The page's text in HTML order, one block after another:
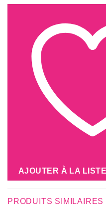
AJOUTER À LA
PRODUITS SIMILAIRES